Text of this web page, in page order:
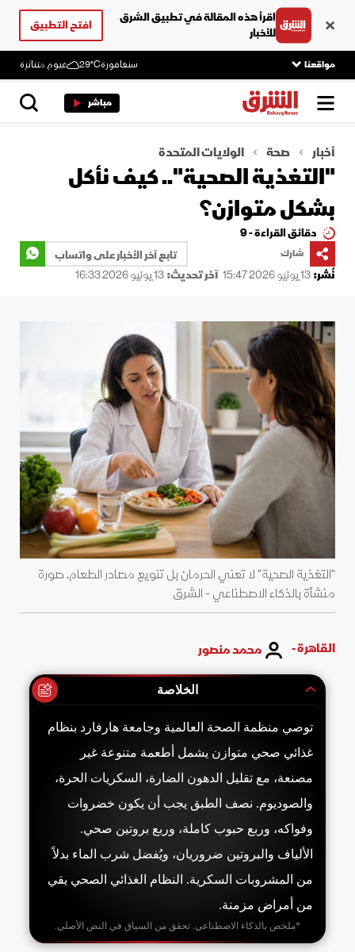
اقرأ هذه المقالة في تطبيق الشرق
للأخبار
افتح التطبيق
مواقعنا سنغافورة29°C غيوم متناثرة
مباشر
أخبار صحة الولايات المتحدة
"التغذية الصحية".. كيف نأكل
بشكل متوازن؟
دقائق القراءة - 9
شارك
تابع آخر الأخبار على واتساب
نُشر:13 يونيو 2026 15:47 آخر تحديث:13 يونيو 2026 16:33
"التغذية الصحية" لا تعني الحرمان بل تنويع مصادر الطعام. صورة
منشأة بالذكاء الاصطناعي - الشرق
القاهرة - محمد منصور
الخلاصة
توصي منظمة الصحة العالمية وجامعة هارفارد بنظام
غذائي صحي متوازن يشمل أطعمة متنوعة غير
مصنعة، مع تقليل الدهون الضارة، السكريات الحرة،
والصوديوم. نصف الطبق يجب أن يكون خضروات
وفواكه، وربع حبوب كاملة، وربع بروتين صحي.
الألياف والبروتين ضروريان، ويُفضل شرب الماء بدلاً
من المشروبات السكرية. النظام الغذائي الصحي يقي
من أمراض مزمنة.
*ملخص بالذكاء الاصطناعي. تحقق من السياق في النص الأصلي.